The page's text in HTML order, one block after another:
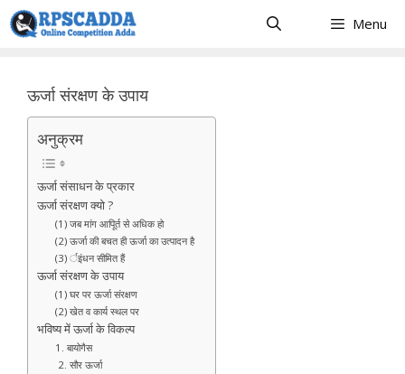
Skip
to
Menu
ऊर्जा संरक्षण के उपाय
अनुक्रम
ऊर्जा संसाधन के प्रकार
ऊर्जा संरक्षण क्यो ?
(1) जब मांग आपूिर्त से अधिक हो
(2) ऊर्जा की बचत ही ऊर्जा का उत्पादन है
(3) र्इंधन सीमित हैं
ऊर्जा संरक्षण के उपाय
(1) घर पर ऊर्जा संरक्षण
(2) खेत व कार्य स्थल पर
भविष्य में ऊर्जा के विकल्प
1. बायोगैस
2. सौर ऊर्जा